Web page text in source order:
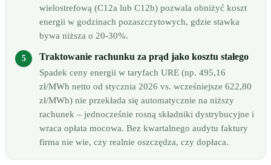
wielostrefową (C12a lub C12b) pozwala obniżyć koszt
energii w godzinach pozaszczytowych, gdzie stawka
bywa niższa o 20-30%.
Traktowanie rachunku za prąd jako kosztu stałego
Spadek ceny energii w taryfach URE (np. 495,16
zł/MWh netto od stycznia 2026 vs. wcześniejsze 622,80
zł/MWh) nie przekłada się automatycznie na niższy
rachunek – jednocześnie rosną składniki dystrybucyjne i
wraca opłata mocowa. Bez kwartalnego audytu faktury
firma nie wie, czy realnie oszczędza, czy dopłaca.